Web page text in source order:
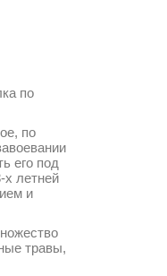
по
по
его под
летней
и
травы,